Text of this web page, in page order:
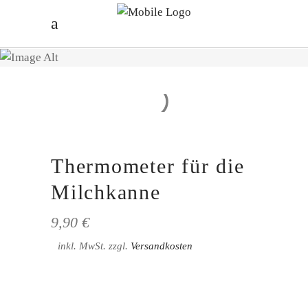
Thermometer für die
Milchkanne
9,90 €
inkl. MwSt. zzgl. Versandkosten